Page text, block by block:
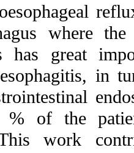
where
has great
in
% of the
This work